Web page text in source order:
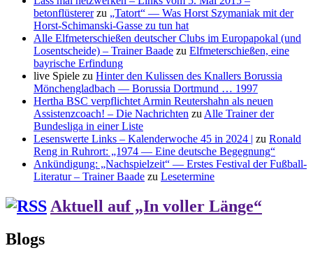
betonflüstererzu „Tatort“ — Was Horst Szymaniak mit der
Horst-Schimanski-Gasse zu tun hat
Alle Elfmeterschießen deutscher Clubs im Europapokal (und
Losentscheide) – Trainer Baade zu Elfmeterschießen, eine
bayrische Erfindung
live Spiele zu Hinter den Kulissen des Knallers Borussia
Mönchengladbach — Borussia Dortmund … 1997
Hertha BSC verpflichtet Armin Reutershahn als neuen
Assistenzcoach! – Die Nachrichten zuAlle Trainer der
Bundesliga in einer Liste
Lesenswerte Links – Kalenderwoche 45 in 2024 | zu Ronald
Reng in Ruhrort: „1974 — Eine deutsche Begegnung“
Ankündigung: „Nachspielzeit“ — Erstes Festival der Fußball-
Literatur – Trainer Baade zu Lesetermine
Aktuell auf „In voller Länge“
Blogs